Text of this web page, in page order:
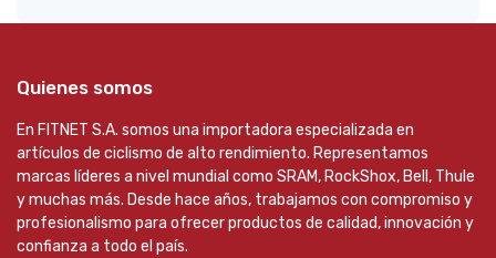
Quienes somos
En FITNET S.A. somos una importadora especializada en
artículos de ciclismo de alto rendimiento. Representamos
marcas líderes a nivel mundial como SRAM, RockShox, Bell, Thule
y muchas más. Desde hace años, trabajamos con compromiso y
profesionalismo para ofrecer productos de calidad, innovación y
confianza a todo el país.